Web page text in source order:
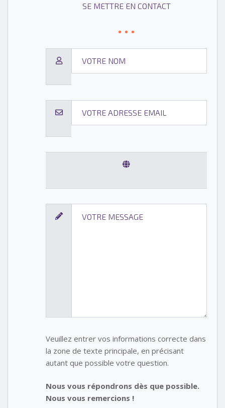
SE METTRE EN CONTACT
Veuillez entrer vos informations correcte dans
la zone de texte principale, en précisant
autant que possible votre question.
Nous vous répondrons dès que possible.
Nous vous remercions !